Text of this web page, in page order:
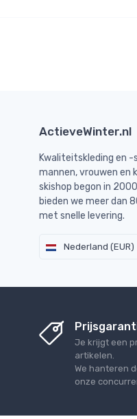
ActieveWinter.nl
Kwaliteitskleding en
mannen, vrouwen en
skishop begon in
bieden we meer dan
met snelle levering.
Nederland (EUR)
Je krijgt een
artikelen.
We hanteren
onze